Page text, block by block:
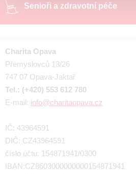
Senioři a zdravotní péče
Charita Opava
Přemyslovců 13/26
747 07 Opava-Jaktař
Tel.: (+420) 553 612 780
E-mail: info@charitaopava.cz
IČ: 43964591
DIČ: CZ43964591
číslo účtu: 154871941/0300
IBAN:CZ8603000000000154871941